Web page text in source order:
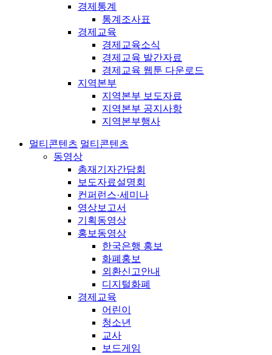
경제통계
통계조사표
경제교육
경제교육소식
경제교육 발간자료
경제교육 웹툰 다운로드
지역본부
지역본부 보도자료
지역본부 공지사항
지역본부행사
멀티콘텐츠 멀티콘텐츠
동영상
총재기자간담회
보도자료설명회
컨퍼런스·세미나
영상보고서
기획동영상
홍보동영상
한국은행 홍보
화폐홍보
외환신고안내
디지털화폐
경제교육
어린이
청소년
교사
보드게임